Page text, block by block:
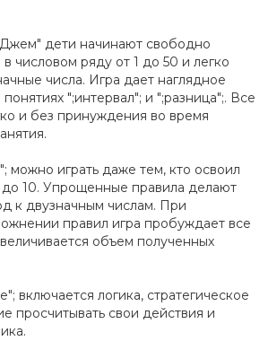
дети начинают свободно
числовом ряду от 1 до 50 и легко
числа. Игра дает наглядное
";интервал"; и ";разница";. Все
и без принуждения во время
можно играть даже тем, кто освоил
до 10. Упрощенные правила делают
к двузначным числам. При
правил игра пробуждает все
объем полученных
включается логика, стратегическое
просчитывать свои действия и